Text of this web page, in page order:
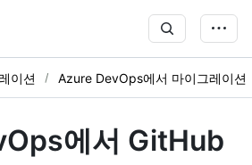
이션 Azure DevOps에서 마이그레이션
에서 GitHub